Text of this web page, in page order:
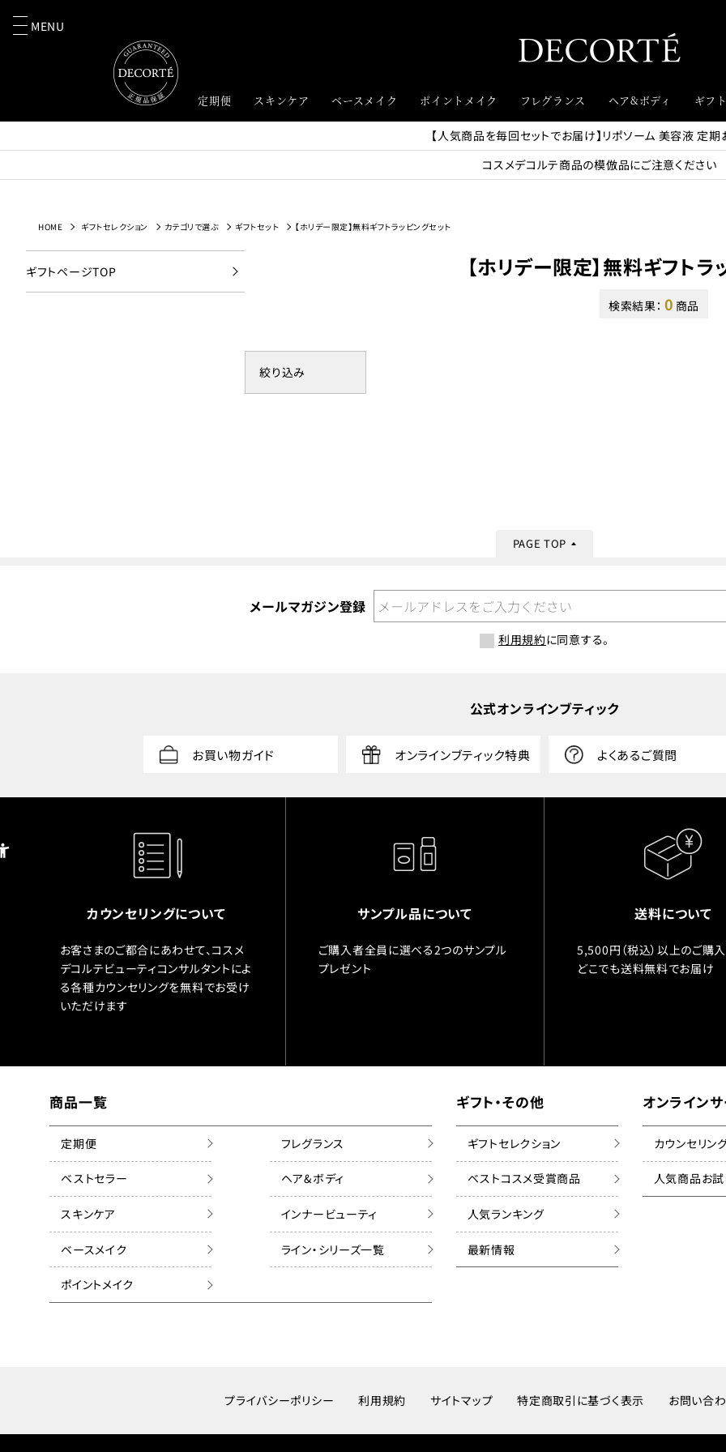
MENU
定期便 スキンケア ベースメイク ポイントメイク フレグランス ヘア&ボディ ギフ
【人気商品を毎回セットでお届け】リポソーム 美容液 定
コスメデコルテ商品の模倣品にご注意ください
HOME ギフトセレクション カテゴリで選ぶ ギフトセット 【ホリデー限定】無料ギフトラッピングセット
ギフトページTOP 【ホリデー限定】無料ギフトラ
検索結果： 0 商品
絞り込み
PAGE TOP
メールマガジン登録
利用規約に同意する。
公式オンラインブティック
お買い物ガイド オンラインブティック特典 よくあるご質問
カウンセリングについて
お客さまのご都合にあわせて、コスメ
デコルテビューティコンサルタントによ
る各種カウンセリングを無料でお受け
いただけます
サンプル品について
ご購入者全員に選べる2つのサンプル
プレゼント
送料について
5,500円（税込）以上のご購
どこでも送料無料でお届け
商品一覧
定期便
ベストセラー
スキンケア
ベースメイク
ポイントメイク
フレグランス
ヘア&ボディ
インナービューティ
ライン・シリーズ一覧
ギフト・その他
ギフトセレクション
ベストコスメ受賞商品
人気ランキング
最新情報
オンライン
カウンセリン
人気商品お
プライバシーポリシー 利用規約 サイトマップ 特定商取引に基づく表示 お問い合